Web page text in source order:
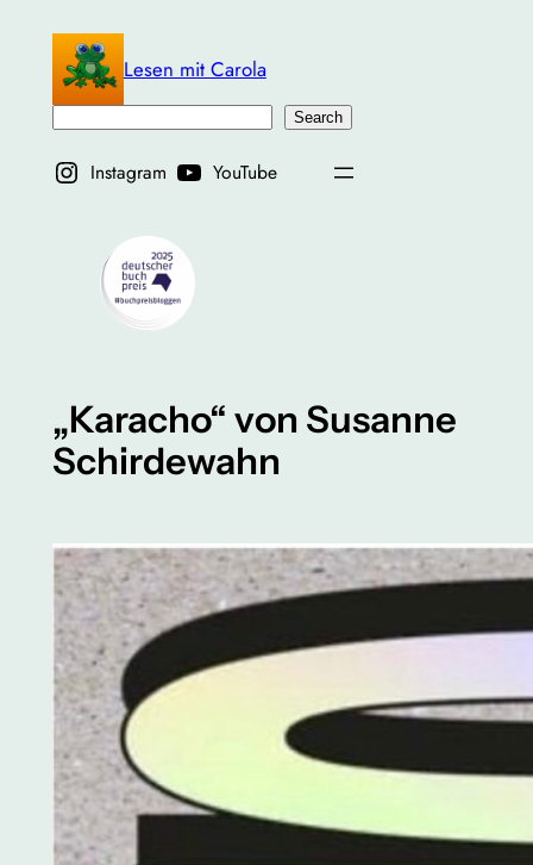
springen
Lesen mit Carola
Search
Instagram YouTube
„Karacho“ von Susanne
Schirdewahn